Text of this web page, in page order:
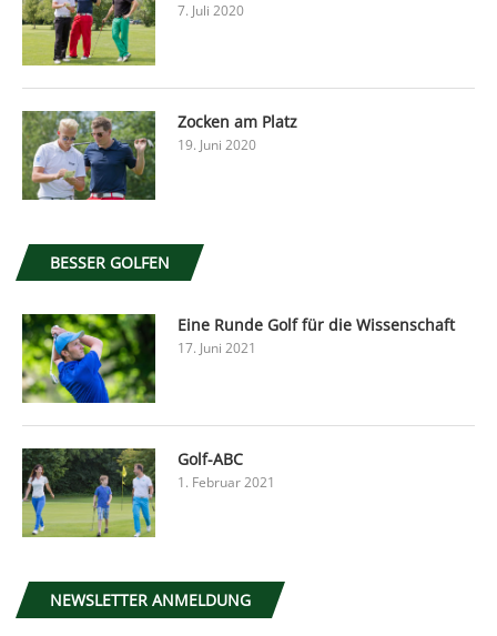
7. Juli 2020
Zocken am Platz
19. Juni 2020
BESSER GOLFEN
Eine Runde Golf für die Wissenschaft
17. Juni 2021
Golf-ABC
1. Februar 2021
NEWSLETTER ANMELDUNG